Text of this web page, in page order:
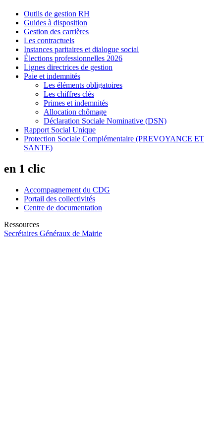
Outils de gestion RH
Guides à disposition
Gestion des carrières
Les contractuels
Instances paritaires et dialogue social
Élections professionnelles 2026
Lignes directrices de gestion
Paie et indemnités
Les éléments obligatoires
Les chiffres clés
Primes et indemnités
Allocation chômage
Déclaration Sociale Nominative (DSN)
Rapport Social Unique
Protection Sociale Complémentaire (PREVOYANCE ET
SANTE)
en 1 clic
Accompagnement du CDG
Portail des collectivités
Centre de documentation
Ressources
Secrétaires Généraux de Mairie